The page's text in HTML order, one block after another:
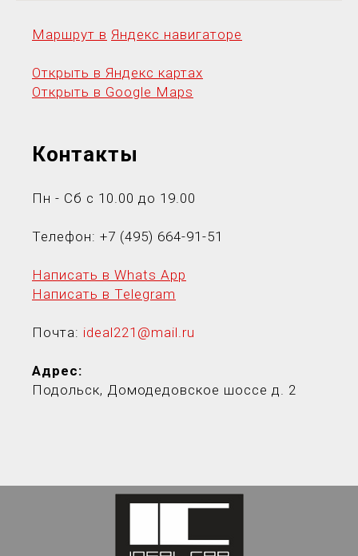
Маршрут в Яндекс навигаторе
Открыть в Яндекс картах
Открыть в Google Maps
Контакты
Пн - Сб с 10.00 до 19.00
Телефон: +7 (495) 664-91-51
Написать в Whats App
Написать в Telegram
Почта: ideal221@mail.ru
Адрес:
Подольск, Домодедовское шоссе д. 2